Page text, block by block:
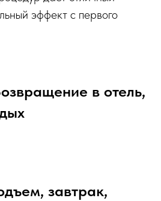
эффект с первого
в отель,
завтрак,